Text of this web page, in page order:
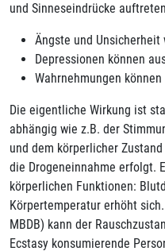
und Sinneseindrücke
Ängste und Unsicherheit
Depressionen können
Wahrnehmungen
Die eigentliche Wirkung ist
abhängig wie z.B. der
und dem körperlicher
die Drogeneinnahme erfolgt.
körperlichen Funktionen:
Körpertemperatur erhöht
MBDB) kann der
Ecstasy konsumierende